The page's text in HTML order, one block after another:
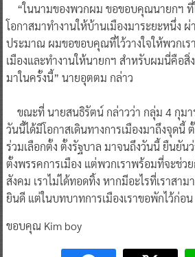
“ในนามของพวกผม ขอขอบคุณนายกฯ ที่ใ
โอกาสมาทำงานให้บ้านเมืองมาระยะหนึ่ง
ประมาณ ผมขอขอบคุณที่ไว้วางใจให้พวกเร
เมืองและทำงานให้นายกฯ สำหรับผมนี่คือ
มาในครั้งนี้” นายอุตตม กล่าว
ขณะที่ นายสนธิรัตน์ กล่าวว่า กลุ่ม 4 กุมาร
วันนี้ได้มีโอกาสเดินทางการเมืองมาถึงจุดนี้
ร่วมเลือกตั้ง ตั้งรัฐบาล มาจนถึงวันนี้ ยืนยันว่
ตั้งพรรคการเมือง แต่พวกเราพร้อมที่จะช่ว
สังคม เราไม่ได้ทอดทิ้ง หากมีอะไรที่เราสาม
ยินดี แต่ในบทบาทการเมืองเราขอพักไว้ก่อน
ขอบคุณ Kim boy